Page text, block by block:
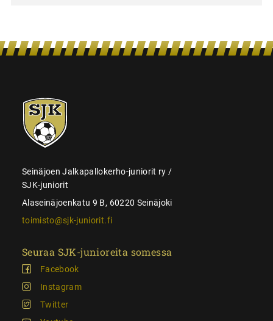
SJK-
juniorit
Seinäjoen Jalkapallokerho-juniorit ry /
SJK-juniorit
Alaseinäjoenkatu 9 B, 60220 Seinäjoki
toimisto@sjk-juniorit.fi
Seuraa SJK-junioreita somessa
Facebook
Instagram
Twitter